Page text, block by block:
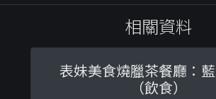
相關資料
表妹美食燒臘茶餐廳：
（飲食）